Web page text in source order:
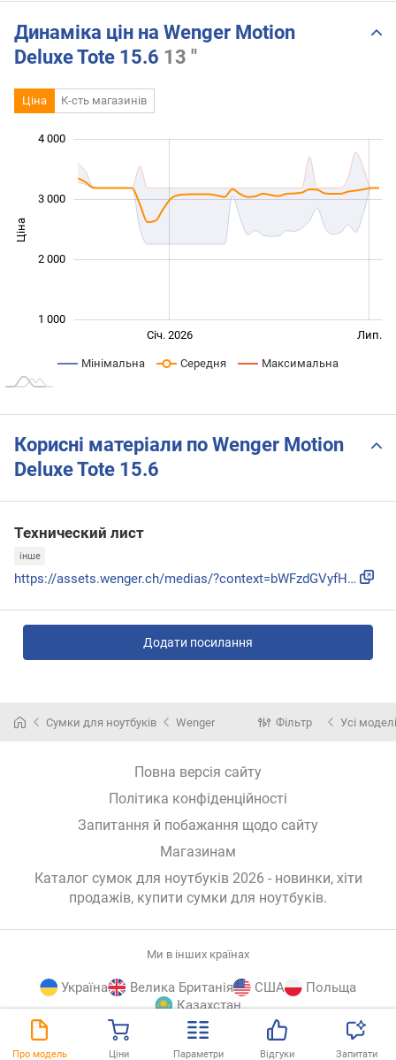
Про модель Ціни Параметри Відгуки Запитати
Динаміка цін на Wenger Motion
Deluxe Tote 15.6 13 "
Ціна К-сть магазинів
Ціна
1 000
2 000
3 000
4 000
Січ. 2026 Лип.
Мінімальна Середня Максимальна
Корисні матеріали по Wenger Motion
Deluxe Tote 15.6
Технический лист
інше
https://assets.wenger.ch/medias/?context=bWFzdGVyfHJvb3R8Mz...
Додати посилання
Сумки для ноутбуків Wenger Фільтр Усі моделі
Повна версія сайту
Політика конфіденційності
Запитання й побажання щодо сайту
Магазинам
Каталог сумок для ноутбуків 2026 - новинки, хіти
продажів, купити сумки для ноутбуків.
Ми в інших країнах
Україна Велика Британія США
Польща
Казахстан
© E-Katalog, 2026 ВГОРУ